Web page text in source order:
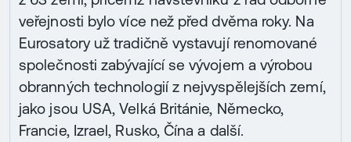
veřejnosti bylo více než před dvěma roky. Na
Eurosatory už tradičně vystavují renomované
společnosti zabývající se vývojem a výrobou
obranných technologií z nejvyspělejších zemí,
jako jsou USA, Velká Británie, Německo,
Francie, Izrael, Rusko, Čína a další.